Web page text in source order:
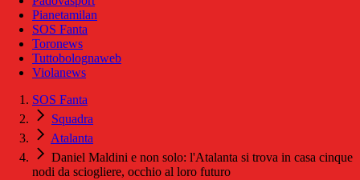
Pianetamilan
SOS Fanta
Toronews
Tuttobolognaweb
Violanews
SOS Fanta
Squadra
Atalanta
Daniel Maldini e non solo: l'Atalanta si trova in casa cinque
nodi da sciogliere, occhio al loro futuro